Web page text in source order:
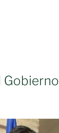
Gobierno